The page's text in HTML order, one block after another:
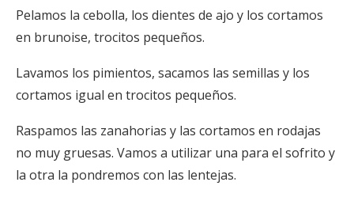
Pelamos la cebolla, los dientes de ajo y los cortamos
en brunoise, trocitos pequeños.
Lavamos los pimientos, sacamos las semillas y los
cortamos igual en trocitos pequeños.
Raspamos las zanahorias y las cortamos en rodajas
no muy gruesas. Vamos a utilizar una para el sofrito y
la otra la pondremos con las lentejas.